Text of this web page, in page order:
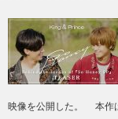
映像を公開した。 本作